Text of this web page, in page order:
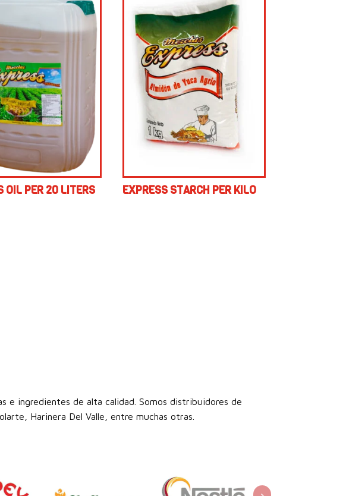
OIL PER 20 LITERS EXPRESS STARCH PER KILO
e ingredientes de alta calidad. Somos distribuidores de
Harinera Del Valle, entre muchas otras.